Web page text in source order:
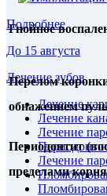
Подробнее
До 15 августа
Лечение зубов
Лечение
Лечение
Лечение
Лечение
Гнойное
Перелом
обнажением
Периодонтит
пределами